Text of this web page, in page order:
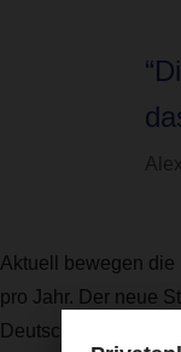
Aktuell bewegen die
pro Jahr. Der neue
Deutschland-